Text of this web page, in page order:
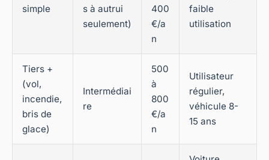
simple
s à autrui
seulement)
400
€/a
n
faible
utilisation
Tiers +
(vol,
incendie,
bris de
glace)
Intermédiai
re
500
à
800
€/a
n
Utilisateur
régulier,
véhicule 8-
15 ans